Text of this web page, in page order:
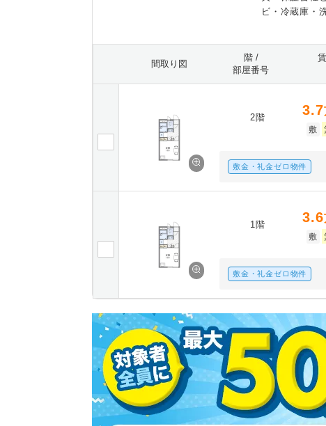
ビ・冷蔵庫・
間取り図
階 /
部屋番号
2階 3.7
敷
敷金・礼金ゼロ物件
1階 3.6
敷
敷金・礼金ゼロ物件